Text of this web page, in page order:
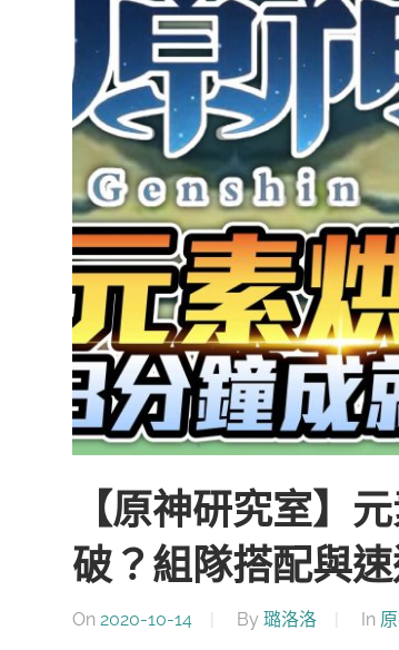
人
推
薦
媒
體。
【原神研究室】
破？組隊搭配與
On 2020-10-14 By 璐洛洛 In